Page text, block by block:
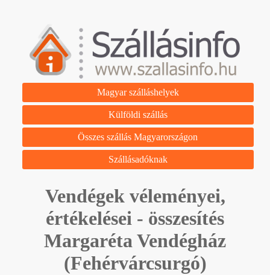
Magyar szálláshelyek
Külföldi szállás
Összes szállás Magyarországon
Szállásadóknak
Vendégek véleményei,
értékelései - összesítés
Margaréta Vendégház
(Fehérvárcsurgó)